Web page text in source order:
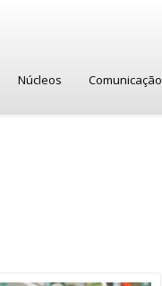
Núcleos Comunicação